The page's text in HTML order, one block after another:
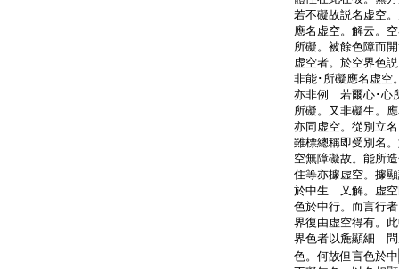
若不礙故説名虚空
應名虚空。解云。
所礙。被餘色障而
虚空者。於空界色
非能･所礙應名虚空
亦非例 若爾心･心
所礙。又非礙生。
亦同虚空。從別立
雖標總稱即受別名
空無障礙故。能所
住等亦據虚空。據
於中生 又解。虚空
色於中行。而言行
界復由虚空得有。
界色者以麁顯細 問
色。何故但言色於中